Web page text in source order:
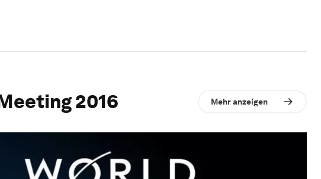
2016 Mehr anzeigen